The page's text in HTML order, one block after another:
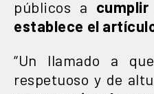
públicos a
establece el
“Un llamado a
respetuoso y de